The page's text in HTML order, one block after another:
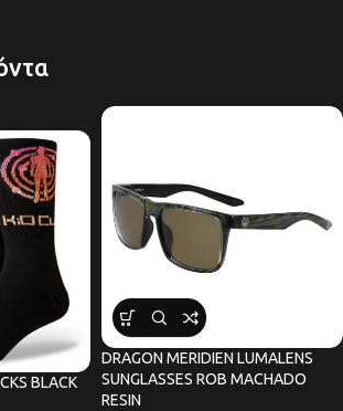
BLACK
DRAGON MERIDIEN LUMALENS
SUNGLASSES ROB MACHADO
RESIN